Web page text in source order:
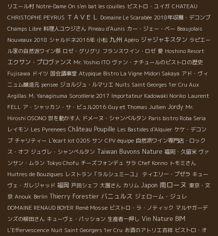
リエール村 Notre-Dame On s'en bat les couilles ビストロ・ユイガ CHATEAU
CHRISTOPHE PEYRUS ＴＡＶＥＬ Domaine Le Scarabée 2018年収穫・デコンブ
Champs Libre 料理人ユウジさん Pineau d'Aunis カー・ジェー・ベー Beaujolais
Nouveaux 2018 シャルドネ2016年 小松 九州 Apéro ジャジャキスタン ラピエー
ル家の自然派ワイン祭 ロゼ・グリグリ フランスワイン・ロゼ 愛 Hoshino Resort
エクサン・プロヴァンス Mr. Yoshio ITO ヴァン・ナチュールのビストロの歴史
Fujisawa ドイツ 国会議事堂 Atypique Bistro La Vigne Midori Sakaya アド・ヴィ
ニュム醸造元 pensee ジョルジュ・ルマリエ Nuits Saint Georges 1er Cru Aux
Argillas M. Yanaginuma Sorcellerie 2017 Importateur Kadowaki Noriko Laurent
FELL ア・シャッカン・サ・ビュル2016 Guy et Thomas Jullien Jordy Mr.
Hiroshi OSONO 世を動かす人 ドメーヌ・シャンベルタン Paris bistro Roba Seria
レイモン Les Pyrenees Château Poupille Les Bastides d'Alquier ケケ・デコン
ブ チャリティー L'écart lot 0205 サン CPV équipe 自然派ワイン専門店・ロック
ス・オフ ジュヴレ・シャンべルタン Taiwan Buvons Nature 福岡・久留米 ヴァ
ンサン・ムラン Tokyo Chofu チーズフォンデュ サラ Chef Konno トモミさん
Huitres de Bouzigues レストラン「ラルシュミーユ」 ティエリー・プゼラ キュー
ヴェ・ガレジャッド 福岡 戸田シェフ 大園さん カリム Japon 南ローヌ 東京・文
京 Anouk Berlin Thierry Forestier バニュルス ジェローム・ジュレ
DOMAINE RENAUD BOYER René Mosse ビストロ・ラ・ノティック マルヤガーデ
ンズの柳田さん キューヴェ・パッション 生産者一押し Vin Nature BIM
L'Effervescence Nuit Saint Georgers 1er Cru お酒のアトリエ吉祥 ビストロ・オ